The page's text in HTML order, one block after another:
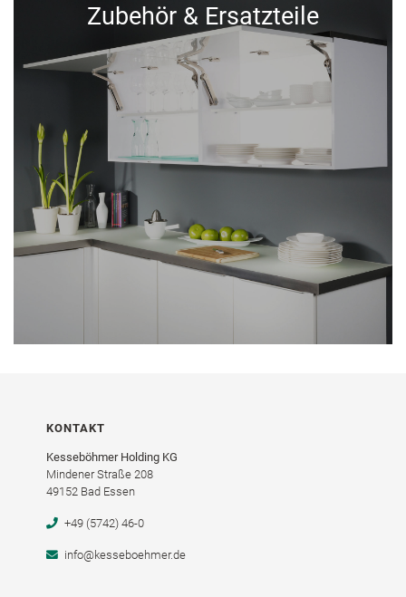
Zubehör & Ersatzteile
KONTAKT
Kesseböhmer Holding KG
Mindener Straße 208
49152 Bad Essen
+49 (5742) 46-0
info@kesseboehmer.de